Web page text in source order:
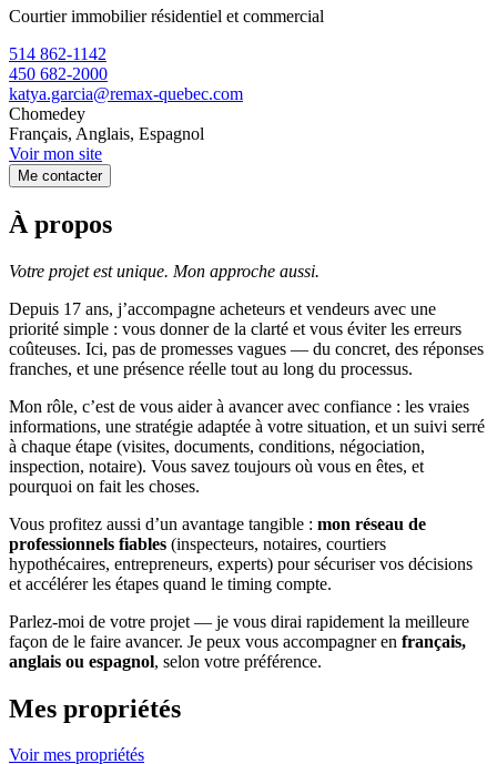
Courtier immobilier résidentiel et commercial
514 862-1142
450 682-2000
katya.garcia@remax-quebec.com
Chomedey
Français, Anglais, Espagnol
Voir mon site
Me contacter
À propos
Votre projet est unique. Mon approche aussi.
Depuis 17 ans, j’accompagne acheteurs et vendeurs avec une
priorité simple : vous donner de la clarté et vous éviter les erreurs
coûteuses. Ici, pas de promesses vagues — du concret, des réponses
franches, et une présence réelle tout au long du processus.
Mon rôle, c’est de vous aider à avancer avec confiance : les vraies
informations, une stratégie adaptée à votre situation, et un suivi serré
à chaque étape (visites, documents, conditions, négociation,
inspection, notaire). Vous savez toujours où vous en êtes, et
pourquoi on fait les choses.
Vous profitez aussi d’un avantage tangible : mon réseau de
professionnels fiables (inspecteurs, notaires, courtiers
hypothécaires, entrepreneurs, experts) pour sécuriser vos décisions
et accélérer les étapes quand le timing compte.
Parlez-moi de votre projet — je vous dirai rapidement la meilleure
façon de le faire avancer. Je peux vous accompagner en français,
anglais ou espagnol, selon votre préférence.
Mes propriétés
Voir mes propriétés